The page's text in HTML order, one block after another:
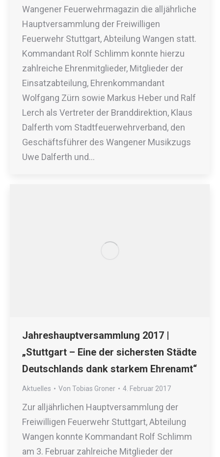
Wangener Feuerwehrmagazin die alljährliche
Hauptversammlung der Freiwilligen
Feuerwehr Stuttgart, Abteilung Wangen statt.
Kommandant Rolf Schlimm konnte hierzu
zahlreiche Ehrenmitglieder, Mitglieder der
Einsatzabteilung, Ehrenkommandant
Wolfgang Zürn sowie Markus Heber und Ralf
Lerch als Vertreter der Branddirektion, Klaus
Dalferth vom Stadtfeuerwehrverband, den
Geschäftsführer des Wangener Musikzugs
Uwe Dalferth und…
Jahreshauptversammlung 2017 |
„Stuttgart – Eine der sichersten Städte
Deutschlands dank starkem Ehrenamt“
Aktuelles Von Tobias Groner 4. Februar 2017
Zur alljährlichen Hauptversammlung der
Freiwilligen Feuerwehr Stuttgart, Abteilung
Wangen konnte Kommandant Rolf Schlimm
am 3. Februar zahlreiche Mitglieder der